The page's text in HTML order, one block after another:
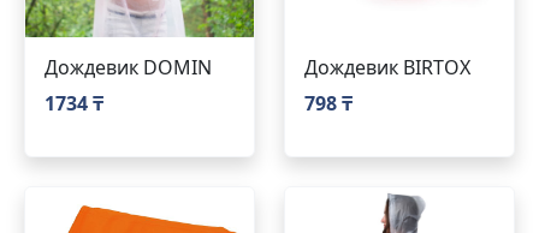
Дождевик DOMIN
1734 ₸
Дождевик BIRTOX
798 ₸